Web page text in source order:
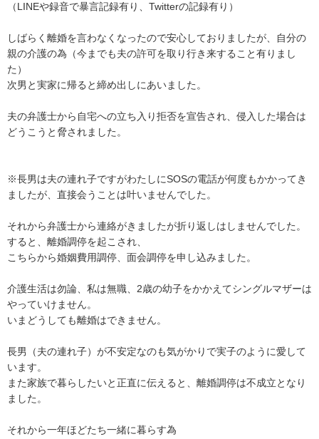
（LINEや録音で暴言記録有り、Twitterの記録有り）
しばらく離婚を言わなくなったので安心しておりましたが、自分の
親の介護の為（今までも夫の許可を取り行き来すること有りまし
た）
次男と実家に帰ると締め出しにあいました。
夫の弁護士から自宅への立ち入り拒否を宣告され、侵入した場合は
どうこうと脅されました。
※長男は夫の連れ子ですがわたしにSOSの電話が何度もかかってき
ましたが、直接会うことは叶いませんでした。
それから弁護士から連絡がきましたが折り返しはしませんでした。
すると、離婚調停を起こされ、
こちらから婚姻費用調停、面会調停を申し込みました。
介護生活は勿論、私は無職、2歳の幼子をかかえてシングルマザーは
やっていけません。
いまどうしても離婚はできません。
長男（夫の連れ子）が不安定なのも気がかりで実子のように愛して
います。
また家族で暮らしたいと正直に伝えると、離婚調停は不成立となり
ました。
それから一年ほどたち一緒に暮らす為